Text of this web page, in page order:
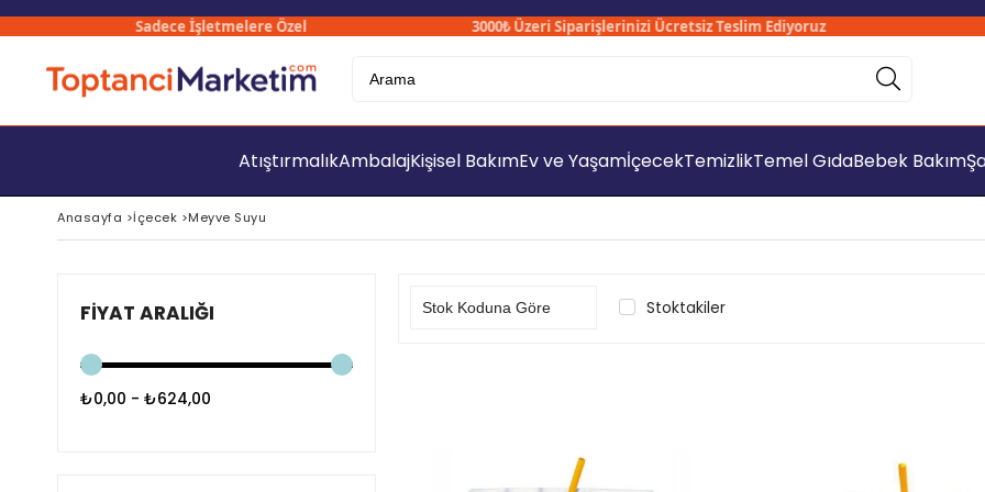
Sadece İşletmelere Özel 3000₺ Üzeri Siparişlerinizi Ücretsiz Teslim Ediyoruz Sadece
AtıştırmalıkAmbalajKişisel BakımEv ve YaşamİçecekTemizlikTemel GıdaBebek Bakım
Anasayfa >İçecek >Meyve Suyu
FIYAT ARALIĞI
₺0,00 - ₺624,00
Stoktakiler